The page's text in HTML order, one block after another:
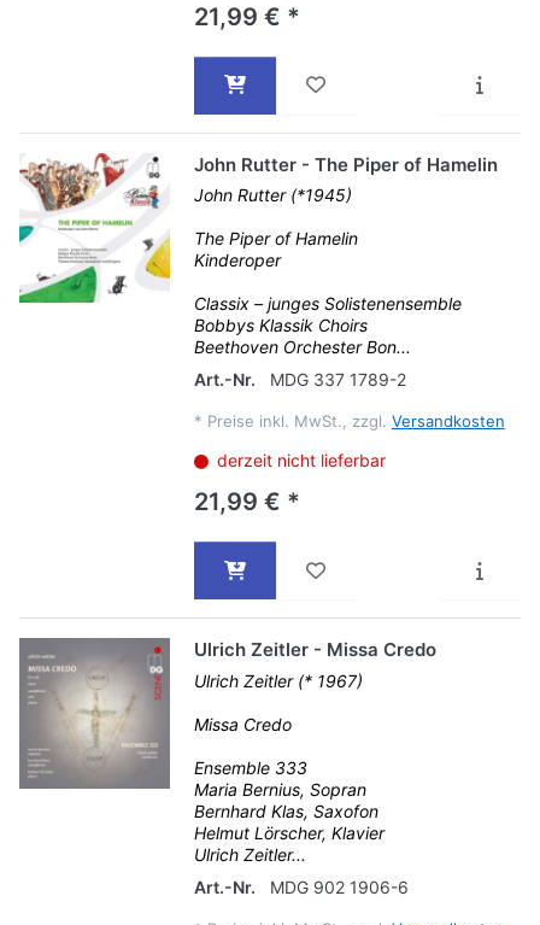
21,99 € *
John Rutter - The Piper of Hamelin
John Rutter (*1945)
The Piper of Hamelin
Kinderoper
Classix – junges Solistenensemble
Bobbys Klassik Choirs
Beethoven Orchester Bon...
Art.-Nr.
MDG 337 1789-2
* Preise inkl. MwSt., zzgl. Versandkosten
derzeit nicht lieferbar
21,99 € *
Ulrich Zeitler - Missa Credo
Ulrich Zeitler (* 1967)
Missa Credo
Ensemble 333
Maria Bernius, Sopran
Bernhard Klas, Saxofon
Helmut Lörscher, Klavier
Ulrich Zeitler...
Art.-Nr.
MDG 902 1906-6